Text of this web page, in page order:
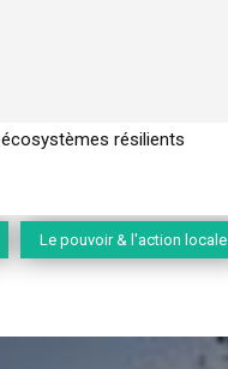
du vivant …
Le pouvoir & l'action locale